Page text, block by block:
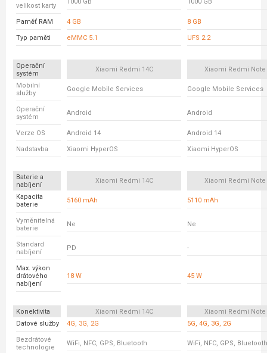
velikost karty
Paměť RAM 4 GB 8 GB
Typ paměti eMMC 5.1 UFS 2.2
Operační
systém
Xiaomi Redmi 14C Xiaomi Redmi Note
Mobilní
služby
Google Mobile Services Google Mobile Services
Operační
systém
Android Android
Verze OS Android 14 Android 14
Nadstavba Xiaomi HyperOS Xiaomi HyperOS
Baterie a
nabíjení
Xiaomi Redmi 14C Xiaomi Redmi Note
Kapacita
baterie
5160 mAh 5110 mAh
Vyměnitelná
baterie
Ne Ne
Standard
nabíjení
PD -
Max. výkon
drátového
nabíjení
18 W 45 W
Konektivita Xiaomi Redmi 14C
Xiaomi Redmi Note
Datové služby
4G, 3G, 2G 5G, 4G, 3G, 2G
Bezdrátové
technologie
WiFi, NFC, GPS, Bluetooth WiFi, NFC, GPS, Bluetooth